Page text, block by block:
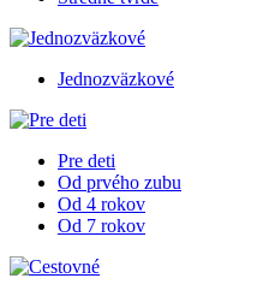
Jednozväzkové
Pre deti
Od prvého zubu
Od 4 rokov
Od 7 rokov